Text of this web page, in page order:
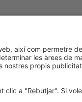
a les